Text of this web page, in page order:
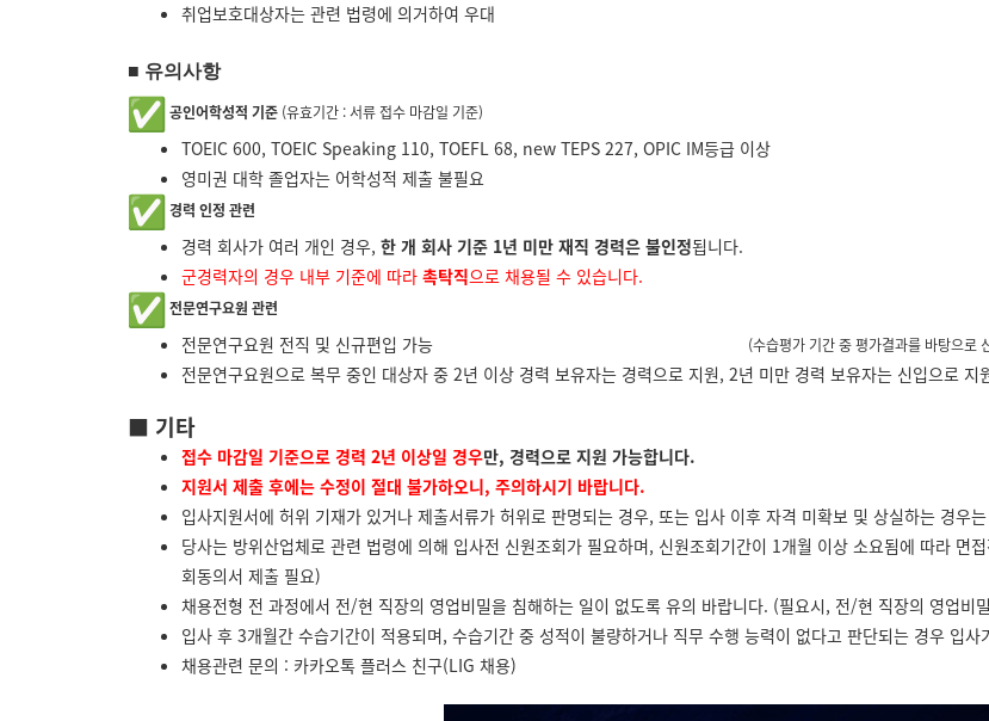
취업보호대상자는 관련 법령에 의거하여 우대
■ 유의사항
공인어학성적 기준 (유효기간 : 서류 접수 마감일 기준)
TOEIC 600, TOEIC Speaking 110, TOEFL 68, new TEPS 227, OPIC IM등급 이상
영미권 대학 졸업자는 어학성적 제출 불필요
경력 인정 관련
경력 회사가 여러 개인 경우, 한 개 회사 기준 1년 미만 재직 경력은 불인정됩니다.
군경력자의 경우 내부 기준에 따라 촉탁직으로 채용될 수 있습니다.
전문연구요원 관련
전문연구요원 전직 및 신규편입 가능 (수습평가 기간 중 평가결과를 바탕으로
전문연구요원으로 복무 중인 대상자 중 2년 이상 경력 보유자는 경력으로 지원, 2년 미만 경력 보유자는 신입으로 지
■ 기타
접수 마감일 기준으로 경력 2년 이상일 경우만, 경력으로 지원 가능합니다.
지원서 제출 후에는 수정이 절대 불가하오니, 주의하시기 바랍니다.
입사지원서에 허위 기재가 있거나 제출서류가 허위로 판명되는 경우, 또는 입사 이후 자격 미확보 및 상실하는 경우
당사는 방위산업체로 관련 법령에 의해 입사전 신원조회가 필요하며, 신원조회기간이 1개월 이상 소요됨에 따라 면
회동의서 제출 필요)
채용전형 전 과정에서 전/현 직장의 영업비밀을 침해하는 일이 없도록 유의 바랍니다. (필요시, 전/현 직장의 영업비
입사 후 3개월간 수습기간이 적용되며, 수습기간 중 성적이 불량하거나 직무 수행 능력이 없다고 판단되는 경우 입사
채용관련 문의 : 카카오톡 플러스 친구(LIG 채용)